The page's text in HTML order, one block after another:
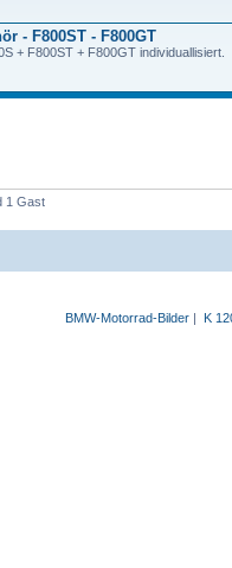
- F800ST - F800GT
+ F800ST + F800GT individuallisiert.
1 Gast
BMW-Motorrad-Bilder| K